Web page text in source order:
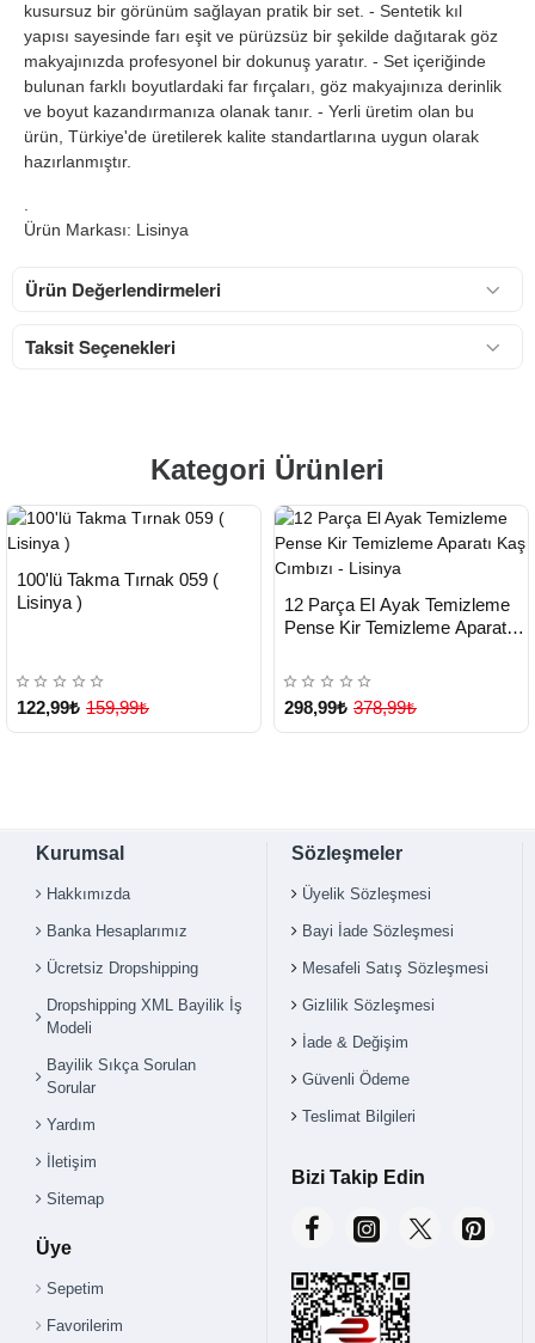
kusursuz bir görünüm sağlayan pratik bir set. - Sentetik kıl
yapısı sayesinde farı eşit ve pürüzsüz bir şekilde dağıtarak göz
makyajınızda profesyonel bir dokunuş yaratır. - Set içeriğinde
bulunan farklı boyutlardaki far fırçaları, göz makyajınıza derinlik
ve boyut kazandırmanıza olanak tanır. - Yerli üretim olan bu
ürün, Türkiye'de üretilerek kalite standartlarına uygun olarak
hazırlanmıştır.
Ürün Markası: Lisinya
Ürün Değerlendirmeleri
Taksit Seçenekleri
Kategori Ürünleri
TESLİMAT
100'lü Takma Tırnak 059 (
Lisinya )
122,99₺ 159,99₺
TESLİMAT
12 Parça El Ayak Temizleme
Pense Kir Temizleme Aparatı
298,99₺ 378,99₺
Kurumsal
Hakkımızda
Banka Hesaplarımız
Ücretsiz Dropshipping
Dropshipping XML Bayilik İş
Modeli
Bayilik Sıkça Sorulan
Sorular
Yardım
İletişim
Sitemap
Üye
Sepetim
Favorilerim
Sözleşmeler
Üyelik Sözleşmesi
Bayi İade Sözleşmesi
Mesafeli Satış Sözleşmesi
Gizlilik Sözleşmesi
İade & Değişim
Güvenli Ödeme
Teslimat Bilgileri
Bizi Takip Edin